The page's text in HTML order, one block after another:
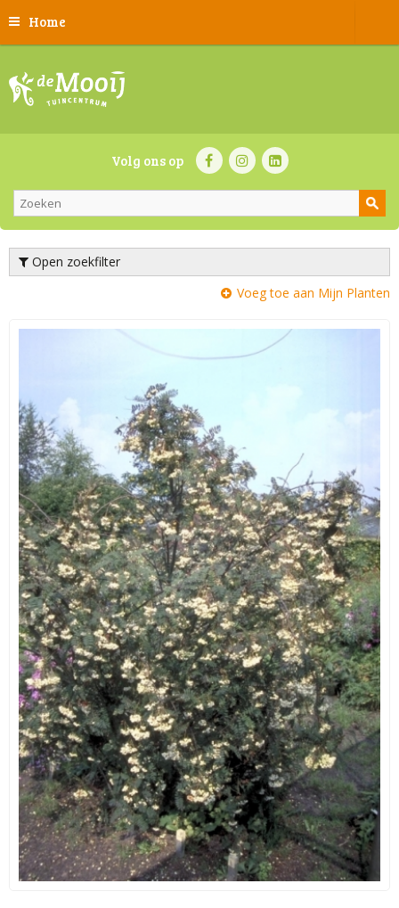
Home
Volg ons op
Open zoekfilter
Voeg toe aan Mijn Planten